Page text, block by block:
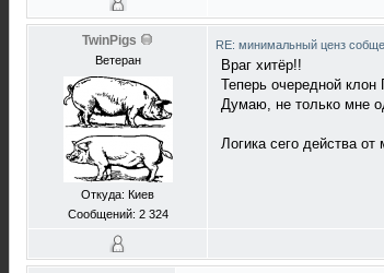
TwinPigs
Ветеран
Откуда: Киев
Сообщений: 2 324
RE: минимальный ценз
Враг хитёр!!
Теперь очередной
Думаю, не только мне
Логика сего действа от